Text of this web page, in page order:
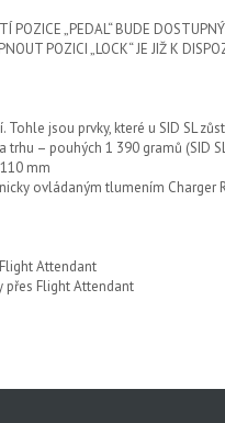
POZICE „PEDAL“ BUDE
POZICI „LOCK“ JE JIŽ K
jsou prvky, které u SID SL
trhu – pouhých 1 390 gramů (SID
mm
ovládaným tlumením Charger
Attendant
přes Flight Attendant